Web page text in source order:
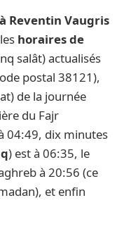
Reventin Vaugris
horaires de
salât) actualisés
postal 38121),
de la journée
du Fajr
04:49, dix minutes
) est à 06:35, le
à 20:56 (ce
et enfin